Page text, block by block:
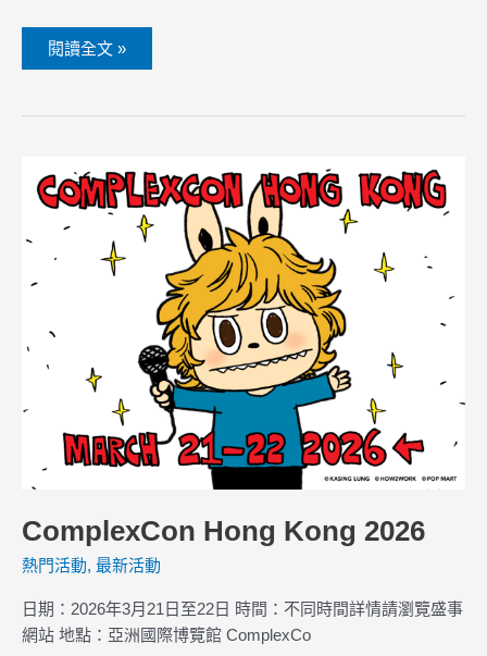
閱讀全文 »
ComplexCon Hong Kong 2026
熱門活動, 最新活動
日期：2026年3月21日至22日 時間：不同時間詳情請瀏覽盛事
網站 地點：亞洲國際博覽館 ComplexCo
Hong
Kong
2026